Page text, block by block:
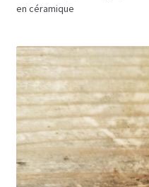
en céramique